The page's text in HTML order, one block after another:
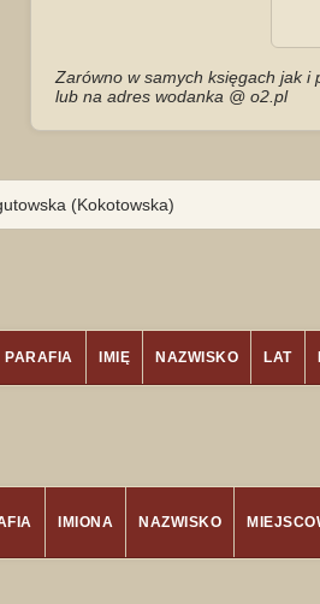
Zarówno w samych księgach jak i
lub na adres wodanka @ o2.pl
(Kokotowska)
PARAFIA IMIĘ NAZWISKO LAT
IMIONA NAZWISKO